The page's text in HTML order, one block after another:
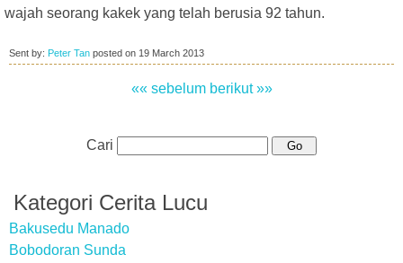
wajah seorang kakek yang telah berusia 92 tahun.
Sent by: Peter Tan posted on 19 March 2013
«« sebelum berikut »»
Cari
Kategori Cerita Lucu
Bakusedu Manado
Bobodoran Sunda